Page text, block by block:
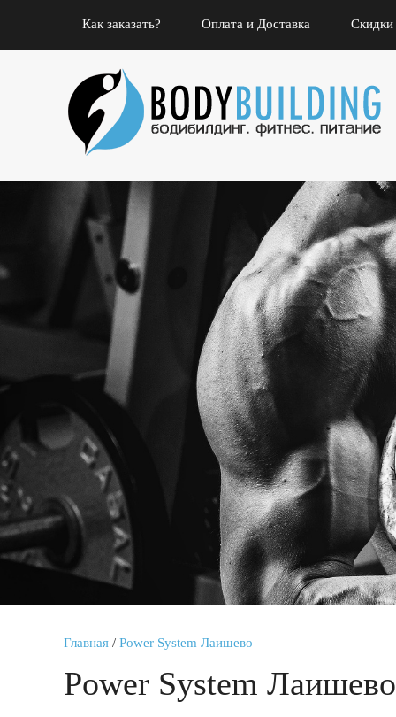
Как заказать? Оплата и Доставка Скидки
Главная / Power System Лаишево
Power System Лаишево